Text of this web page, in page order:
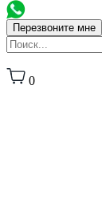
Перезвоните мне
0